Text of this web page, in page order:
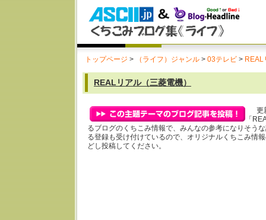
トップページ > （ライフ）ジャンル > 03テレビ > REAL
REALリアル（三菱電機）
更
「
るブログのくちこみ情報で、みんなの参考になりそう
る登録も受け付けているので、オリジナルくちこみ情
どし投稿してください。